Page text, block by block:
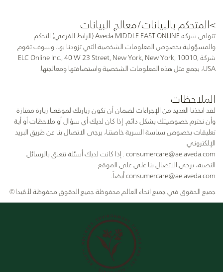
>المتحكم بالبيانات/معالج البيانات
تتولى شركة Aveda MIDDLE EAST ONLINE (الرابط الفرعي) التحكم
والمسؤولية بخصوص المعلومات الشخصية التي تزودنا بها. وسوف تقوم
شركة ELC Online Inc., 40 W 23 Street, New York, New York, 10010,
USA، بجمع مثل هذه المعلومات الشخصية واستضافتها ومعالجتها.
الملاحظات
لقد اتخذنا العديد من الإجراءات لضمان أن تكون زيارتك لموقعنا زيارة ممتازة
وأن نحترم خصوصيتك بشكل دائم. إذا كان لديك أي سؤال أو ملاحظات أو أية
تعليقات بخصوص سياسة السرية خاصتنا، يرجى الاتصال بنا عن طريق البريد
الإلكتروني
consumercare@ae.aveda.com . إذا كانت لديك أسئلة تتعلق بالرسائل
النصية، يرجى الاتصال بنا على على الموقع
consumercare@ae.aveda.com أيضاً.
جميع الحقوق في جميع انحاء العالم محفوظة جميع الحقوق محفوظة لأڤيدا©